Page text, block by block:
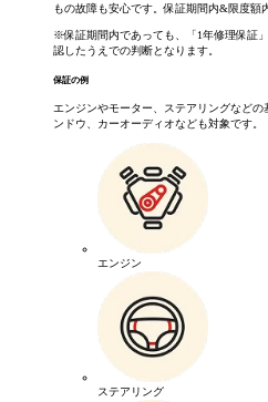
もの故障も安心です。保証期間内&限度額
※保証期間内であっても、「1年修理保証
認したうえでの判断となります。
保証の例
エンジンやモーター、ステアリングなど
ンドウ、カーオーディオなども対象です。
エンジン
ステアリング